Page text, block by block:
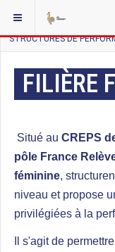
VOUS ÊTES ICI :
STRUCTURES DE
FILIÈRE
Situé au CREPS
pôle France
féminine,
niveau et propose
privilégiées à la
Il s'agit de